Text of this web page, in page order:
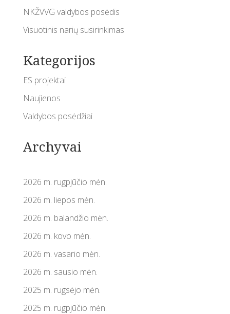
NKŽVVG valdybos posėdis
Visuotinis narių susirinkimas
Kategorijos
ES projektai
Naujienos
Valdybos posėdžiai
Archyvai
2026 m. rugpjūčio mėn.
2026 m. liepos mėn.
2026 m. balandžio mėn.
2026 m. kovo mėn.
2026 m. vasario mėn.
2026 m. sausio mėn.
2025 m. rugsėjo mėn.
2025 m. rugpjūčio mėn.